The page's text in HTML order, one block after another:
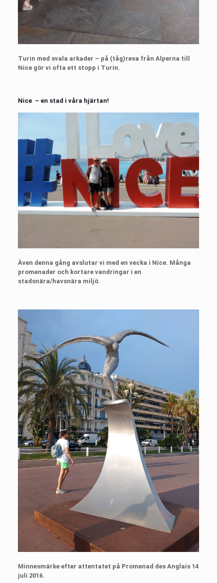
Turin med svala arkader – på (tåg)resa från Alperna till
Nice gör vi ofta ett stopp i Turin.
Nice – en stad i våra hjärtan!
Även denna gång avslutar vi med en vecka i Nice. Många
promenader och kortare vandringar i en
stadsnära/havsnära miljö.
Minnesmärke efter attentatet på Promenad des Anglais 14
juli 2016.